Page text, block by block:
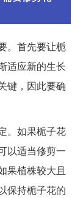
。首先要让栀
适应新的生长
键，因此要确
。如果栀子花
以适当修剪一
果植株较大且
保持栀子花的